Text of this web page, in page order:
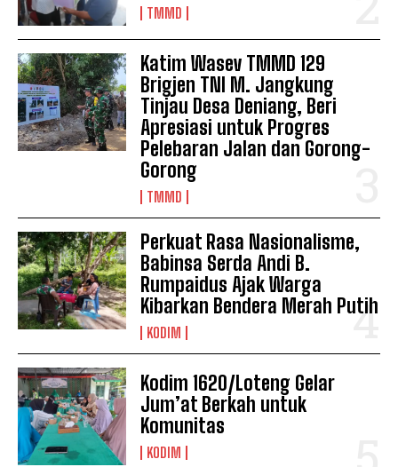
TMMD
Katim Wasev TMMD 129
Brigjen TNI M. Jangkung
Tinjau Desa Deniang, Beri
Apresiasi untuk Progres
Pelebaran Jalan dan Gorong-
Gorong
TMMD
Perkuat Rasa Nasionalisme,
Babinsa Serda Andi B.
Rumpaidus Ajak Warga
Kibarkan Bendera Merah Putih
KODIM
Kodim 1620/Loteng Gelar
Jum’at Berkah untuk
Komunitas
KODIM